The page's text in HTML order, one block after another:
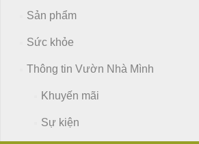
Sản phẩm
Sức khỏe
Thông tin Vườn Nhà Mình
Khuyến mãi
Sự kiện